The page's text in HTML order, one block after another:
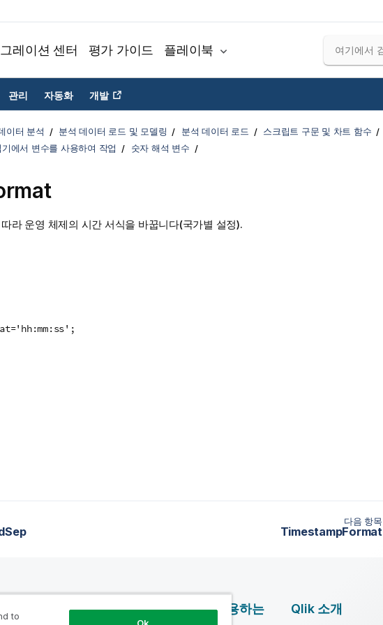
레이션 센터 평가 가이드 플레이북
관리 자동화 개발
이터 분석 분석 데이터 로드 및 모델링 분석 데이터 로드
스크립트 구문 및 차트 함수
에서 변수를 사용하여 작업
숫자 해석 변수
라 운영 체제의 시간 서식을 바꿉니다(국가별 설정).
다음 항목
TimestampFormat
제품
Qlik을 사용하는
Qlik 소개
to